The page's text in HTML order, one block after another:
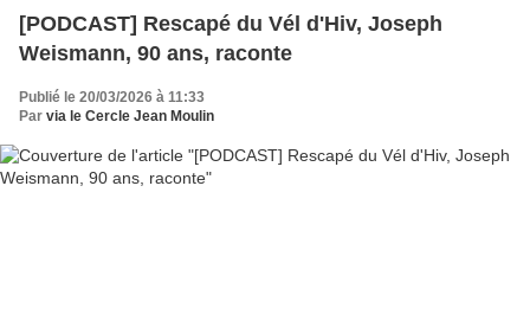
[PODCAST] Rescapé du Vél d'Hiv, Joseph
Weismann, 90 ans, raconte
Publié le 20/03/2026 à 11:33
Par via le Cercle Jean Moulin